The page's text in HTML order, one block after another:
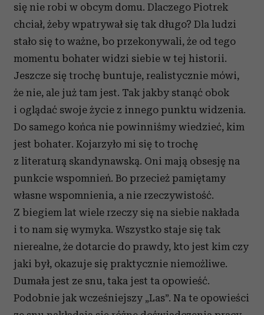
się nie robi w obcym domu. Dlaczego Piotrek
chciał, żeby wpatrywał się tak długo? Dla ludzi
stało się to ważne, bo przekonywali, że od tego
momentu bohater widzi siebie w tej historii.
Jeszcze się trochę buntuje, realistycznie mówi,
że nie, ale już tam jest. Tak jakby stanąć obok
i oglądać swoje życie z innego punktu widzenia.
Do samego końca nie powinniśmy wiedzieć, kim
jest bohater. Kojarzyło mi się to trochę
z literaturą skandynawską. Oni mają obsesję na
punkcie wspomnień. Bo przecież pamiętamy
własne wspomnienia, a nie rzeczywistość.
Z biegiem lat wiele rzeczy się na siebie nakłada
i to nam się wymyka. Wszystko staje się tak
nierealne, że dotarcie do prawdy, kto jest kim czy
jaki był, okazuje się praktycznie niemożliwe.
Dumała jest ze snu, taka jest ta opowieść.
Podobnie jak wcześniejszy „Las”. Na te opowieści